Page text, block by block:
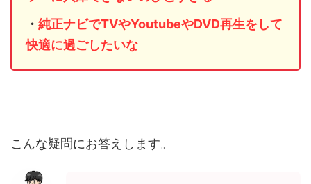
・ 純正ナビでTVやYoutubeやDVD再生をして
快適に過ごしたいな
こんな疑問にお答えします。